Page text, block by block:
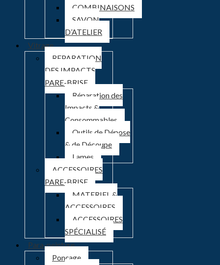
COMBINAISONS
SAVON
D’ATELIER
Vitrage
REPARATION
DES IMPACTS
PARE-BRISE
Réparation des
Impacts &
Consommables
Outils de Dépose
& de Découpe
Lames
ACCESSOIRES
PARE-BRISE
MATERIEL &
ACCESSOIRES
ACCESSOIRES
SPÉCIALISÉ
Para-peinture
Ponçage